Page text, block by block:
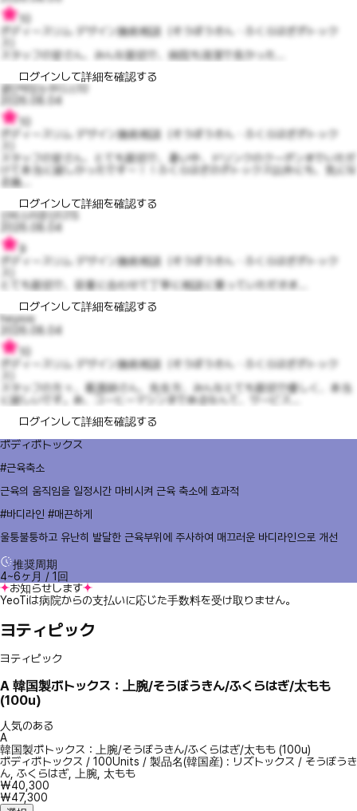
ボディースリム デザイン施術相談（そうぼうきん・ふくらはぎボトック
スタッフの皆さん、みんな親切で、病院も清潔で良かった...
ログインして詳細を確認する
결단력있는주디스10
2026.08.04
ボディースリム デザイン施術相談（そうぼうきん・ふくらはぎボトック
スタッフの皆さん、とても親切で、暑い中、ドリンクのクーポンまでいただ
けて本当に嬉しかったです～！！ふくらはぎのボトックス以外にも、気にな
る施...
ログインして詳細を確認する
신비스러운신디15
2026.08.04
9
ボディースリム デザイン施術相談（そうぼうきん・ふくらはぎボトック
とても親切で、容量に合わせて丁寧に相談に乗っていただきま...
ログインして詳細を確認する
heyxvs
2026.08.04
ボディースリム デザイン施術相談（そうぼうきん・ふくらはぎボトック
スタッフの方々、看護師さん、先生方、みんなとても親切で優しく、本当
に嬉しいです。あ、コーヒーマシンまであるなんて、サービス...
ログインして詳細を確認する
ボディボトックス
#근육축소
근육의 움직임을 일정시간 마비시켜 근육 축소에 효과적
#바디라인 #매끈하게
울퉁불퉁하고 유난히 발달한 근육부위에 주사하여 매끄러운 바디라인으로 개선
推奨周期
4~6ヶ月 / 1回
お知らせします
YeoTiは病院からの支払いに応じた手数料を受け取りません。
ヨティピック
ヨティピック
A 韓国製ボトックス：上腕/そうぼうきん/ふくらはぎ/太もも
(100u)
人気のある
A
韓国製ボトックス：上腕/そうぼうきん/ふくらはぎ/太もも (100u)
ボディボトックス / 100Units / 製品名(韓国産) : リズトックス / そうぼうき
ん, ふくらはぎ, 上腕, 太もも
₩40,300
₩47,300